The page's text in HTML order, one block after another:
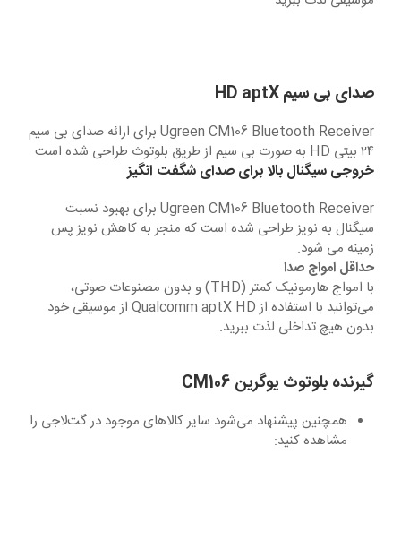
صدای بی سیم HDaptX
Ugreen CM106 Bluetooth Receiver برای ارائه صدای بی سیم
۲۴ بیتی HD به صورت بی سیم از طریق بلوتوث طراحی شده است
خروجی سیگنال بالا برای صدای شگفت انگیز
Ugreen CM106 Bluetooth Receiver برای بهبود نسبت
سیگنال به نویز طراحی شده است که منجر به کاهش نویز پس
زمینه می شود.
حداقل امواج صدا
با امواج هارمونیک کمتر (THD) و بدون مصنوعات صوتی،
می‌توانید با استفاده از Qualcomm aptX HD از موسیقی خود
بدون هیچ تداخلی لذت ببرید.
گیرنده بلوتوث یوگرین CM106
همچنین پیشنهاد می‌شود سایر کالاهای موجود در گت‌لاجی را
مشاهده کنید: